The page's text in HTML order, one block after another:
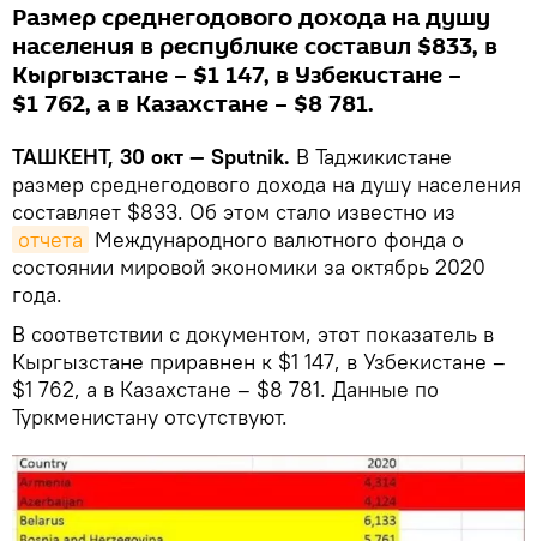
Размер среднегодового дохода на душу
населения в республике составил $833, в
Кыргызстане – $1 147, в Узбекистане –
$1 762, а в Казахстане – $8 781.
ТАШКЕНТ, 30 окт — Sputnik. В Таджикистане
размер среднегодового дохода на душу населения
составляет $833. Об этом стало известно из
отчета Международного валютного фонда о
состоянии мировой экономики за октябрь 2020
года.
В соответствии с документом, этот показатель в
Кыргызстане приравнен к $1 147, в Узбекистане –
$1 762, а в Казахстане – $8 781. Данные по
Туркменистану отсутствуют.